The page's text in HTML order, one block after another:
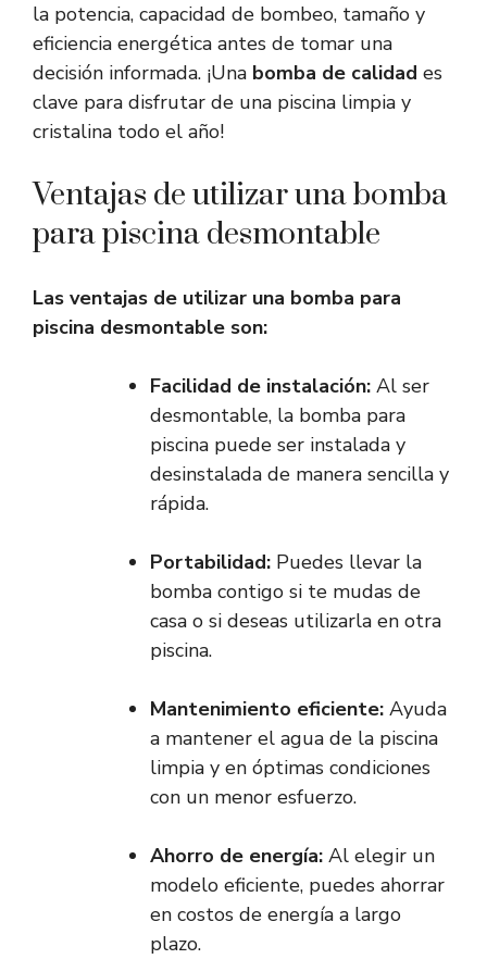
la potencia, capacidad de bombeo, tamaño y
eficiencia energética antes de tomar una
decisión informada. ¡Una bomba de calidad es
clave para disfrutar de una piscina limpia y
cristalina todo el año!
Ventajas de utilizar una bomba
para piscina desmontable
Las ventajas de utilizar una bomba para
piscina desmontable son:
Facilidad de instalación: Al ser
desmontable, la bomba para
piscina puede ser instalada y
desinstalada de manera sencilla y
rápida.
Portabilidad: Puedes llevar la
bomba contigo si te mudas de
casa o si deseas utilizarla en otra
piscina.
Mantenimiento eficiente: Ayuda
a mantener el agua de la piscina
limpia y en óptimas condiciones
con un menor esfuerzo.
Ahorro de energía: Al elegir un
modelo eficiente, puedes ahorrar
en costos de energía a largo
plazo.